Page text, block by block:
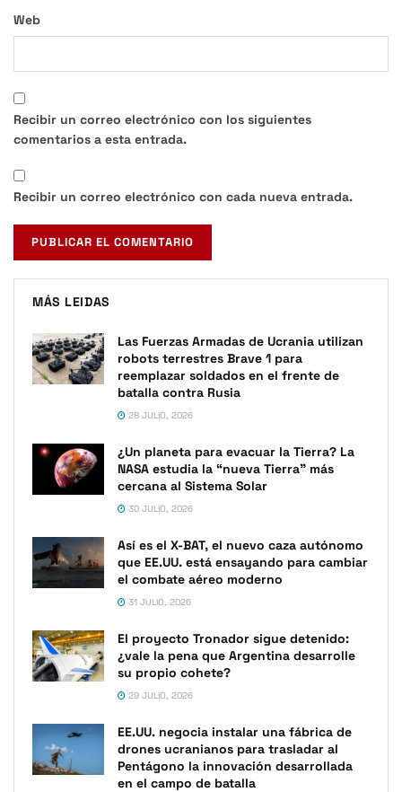
Web
Recibir un correo electrónico con los siguientes
comentarios a esta entrada.
Recibir un correo electrónico con cada nueva entrada.
MÁS LEIDAS
Las Fuerzas Armadas de Ucrania utilizan
robots terrestres Brave 1 para
reemplazar soldados en el frente de
batalla contra Rusia
28 JULIO, 2026
¿Un planeta para evacuar la Tierra? La
NASA estudia la “nueva Tierra” más
cercana al Sistema Solar
30 JULIO, 2026
Así es el X-BAT, el nuevo caza autónomo
que EE.UU. está ensayando para cambiar
el combate aéreo moderno
31 JULIO, 2026
El proyecto Tronador sigue detenido:
¿vale la pena que Argentina desarrolle
su propio cohete?
29 JULIO, 2026
EE.UU. negocia instalar una fábrica de
drones ucranianos para trasladar al
Pentágono la innovación desarrollada
en el campo de batalla